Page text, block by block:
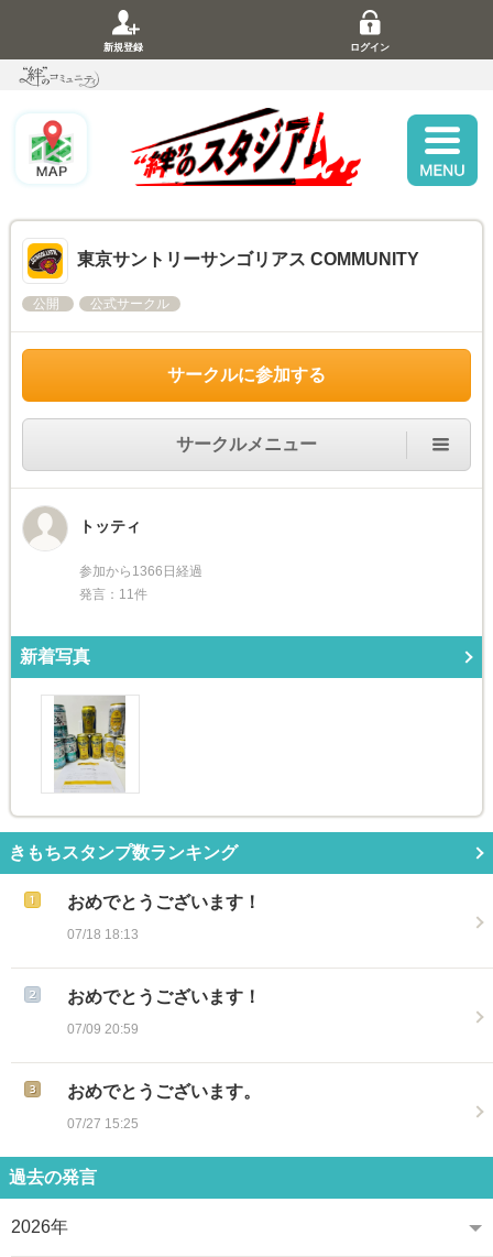
新規登録 ログイン
東京サントリーサンゴリアス COMMUNITY
公開 公式サークル
サークルに参加する
サークルメニュー
トッティ
参加から1366日経過
発言：11件
新着写真
きもちスタンプ数ランキング
おめでとうございます！
07/18 18:13
おめでとうございます！
07/09 20:59
おめでとうございます。
07/27 15:25
過去の発言
2026年